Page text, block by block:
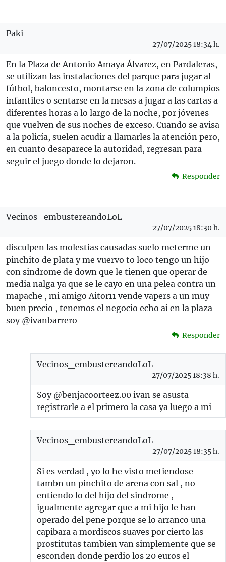
Paki
27/07/2025 18:34 h.
En la Plaza de Antonio Amaya Álvarez, en Pardaleras,
se utilizan las instalaciones del parque para jugar al
fútbol, baloncesto, montarse en la zona de columpios
infantiles o sentarse en la mesas a jugar a las cartas a
diferentes horas a lo largo de la noche, por jóvenes
que vuelven de sus noches de exceso. Cuando se avisa
a la policía, suelen acudir a llamarles la atención pero,
en cuanto desaparece la autoridad, regresan para
seguir el juego donde lo dejaron.
Responder
Vecinos_embustereandoLoL
27/07/2025 18:30 h.
disculpen las molestias causadas suelo meterme un
pinchito de plata y me vuervo to loco tengo un hijo
con sindrome de down que le tienen que operar de
media nalga ya que se le cayo en una pelea contra un
mapache , mi amigo Aitor11 vende vapers a un muy
buen precio , tenemos el negocio echo ai en la plaza
soy @ivanbarrero
Responder
Vecinos_embustereandoLoL
27/07/2025 18:38 h.
Soy @benjacoorteez.00 ivan se asusta
registrarle a el primero la casa ya luego a mi
Vecinos_embustereandoLoL
27/07/2025 18:35 h.
Si es verdad , yo lo he visto metiendose
tambn un pinchito de arena con sal , no
entiendo lo del hijo del sindrome ,
igualmente agregar que a mi hijo le han
operado del pene porque se lo arranco una
capibara a mordiscos suaves por cierto las
prostitutas tambien van simplemente que se
esconden donde perdio los 20 euros el